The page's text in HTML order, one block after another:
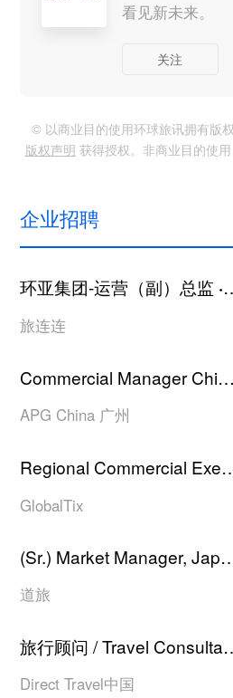
看见新未来。
关注
© 以商业目的使用环球旅讯拥有版
版权声明 获得授权。非商业目的使
企业招聘
环亚集团-运营（副）总监 ·
旅连连
Commercial Manager China
APG China 广州
Regional Commercial
GlobalTix
(Sr.) Market Manager,
道旅
旅行顾问
Direct Travel中国